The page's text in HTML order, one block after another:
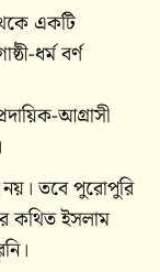
একটি
ধর্ম বর্ণ
আগ্রাসী
নয়। তবে পুরোপুরি
কথিত ইসলাম